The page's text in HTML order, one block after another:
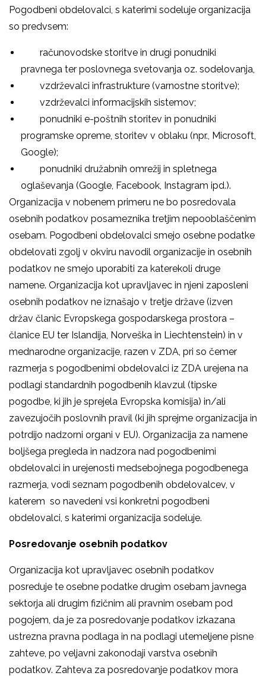
Pogodbeni obdelovalci, s katerimi sodeluje organizacija
so predvsem:
­ računovodske storitve in drugi ponudniki
pravnega ter poslovnega svetovanja oz. sodelovanja,
­ vzdrževalci infrastrukture (varnostne storitve);
­ vzdrževalci informacijskih sistemov;
­ ponudniki e-poštnih storitev in ponudniki
programske opreme, storitev v oblaku (npr., Microsoft,
Google);
­ ponudniki družabnih omrežij in spletnega
oglaševanja (Google, Facebook, Instagram ipd.).
Organizacija v nobenem primeru ne bo posredovala
osebnih podatkov posameznika tretjim nepooblaščenim
osebam. Pogodbeni obdelovalci smejo osebne podatke
obdelovati zgolj v okviru navodil organizacije in osebnih
podatkov ne smejo uporabiti za katerekoli druge
namene. Organizacija kot upravljavec in njeni zaposleni
osebnih podatkov ne iznašajo v tretje države (izven
držav članic Evropskega gospodarskega prostora –
članice EU ter Islandija, Norveška in Liechtenstein) in v
mednarodne organizacije, razen v ZDA, pri so čemer
razmerja s pogodbenimi obdelovalci iz ZDA urejena na
podlagi standardnih pogodbenih klavzul (tipske
pogodbe, ki jih je sprejela Evropska komisija) in/ali
zavezujočih poslovnih pravil (ki jih sprejme organizacija in
potrdijo nadzorni organi v EU). Organizacija za namene
boljšega pregleda in nadzora nad pogodbenimi
obdelovalci in urejenosti medsebojnega pogodbenega
razmerja, vodi seznam pogodbenih obdelovalcev, v
katerem so navedeni vsi konkretni pogodbeni
obdelovalci, s katerimi organizacija sodeluje.
Posredovanje osebnih podatkov
Organizacija kot upravljavec osebnih podatkov
posreduje te osebne podatke drugim osebam javnega
sektorja ali drugim fizičnim ali pravnim osebam pod
pogojem, da je za posredovanje podatkov izkazana
ustrezna pravna podlaga in na podlagi utemeljene pisne
zahteve, po veljavni zakonodaji varstva osebnih
podatkov. Zahteva za posredovanje podatkov mora